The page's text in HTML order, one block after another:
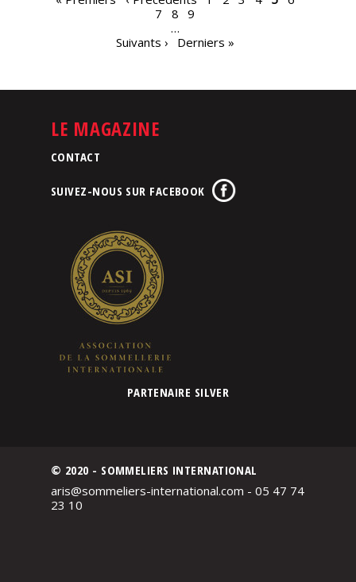
7
8
9
…
Suivants ›
Derniers »
LE MAGAZINE
CONTACT
SUIVEZ-NOUS SUR FACEBOOK
PARTENAIRE SILVER
© 2020 - SOMMELIERS INTERNATIONAL
aris@sommeliers-international.com - 05 47 74
23 10